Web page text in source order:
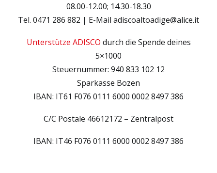
08.00-12.00; 14.30-18.30
Tel. 0471 286 882 | E-Mail adiscoaltoadige@alice.it
Unterstütze ADISCO durch die Spende deines
5×1000
Steuernummer: 940 833 102 12
Sparkasse Bozen
IBAN: IT61 F076 0111 6000 0002 8497 386
C/C Postale 46612172 – Zentralpost
IBAN: IT46 F076 0111 6000 0002 8497 386